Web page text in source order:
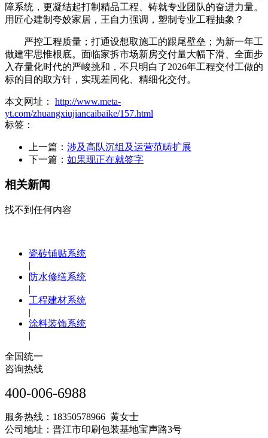
障系统，更凝结起打制精品工程、铸就专业团队的奋进力量。
用匠心建制夸姣家居，王自力强调，塑制专业工程抽象？
严控工程质量；打通设想取施工的跟尾壁垒；为新一年工
做建牢思惟根底。面临家拆市场新房交付量大幅下滑、全面步
入存量化时代的严峻挑和，不只明白了2026年工程交付工做的
标的目的取方针，实现差同化、精细化交付。
本文网址： http://www.meta-
yt.com/zhuangxiujiancaibaike/157.html
标签：
上一篇： 涉及高队沉组及运营范畴扩展
下一篇： 如果现正在就签字
相关新闻
找不到任何内容
瓷砖铺贴系统
|
防水修缮系统
|
工程建材系统
|
涂料装饰系统
|
全国统一
咨询热线
400-006-6988
服务热线：18350578966 黄女士
公司地址：晋江市印刷包装基地宝声路3号